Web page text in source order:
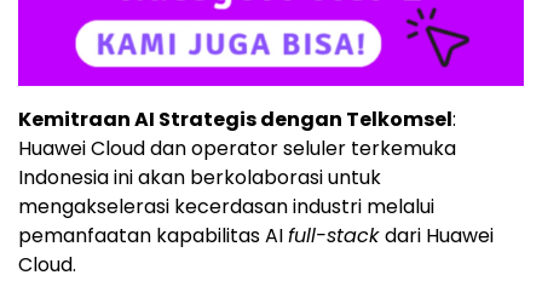
Kemitraan AI Strategis dengan Telkomsel:
Huawei Clouddan operator seluler terkemuka
Indonesia ini akan berkolaborasi untuk
mengakselerasi kecerdasan industri melalui
pemanfaatan kapabilitas AIfull-stackdari Huawei
Cloud.